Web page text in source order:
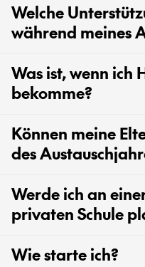
Welche
während meines
Was ist, wenn ich
bekomme?
Können meine
des
Werde ich an
privaten Schule
Wie starte ich?